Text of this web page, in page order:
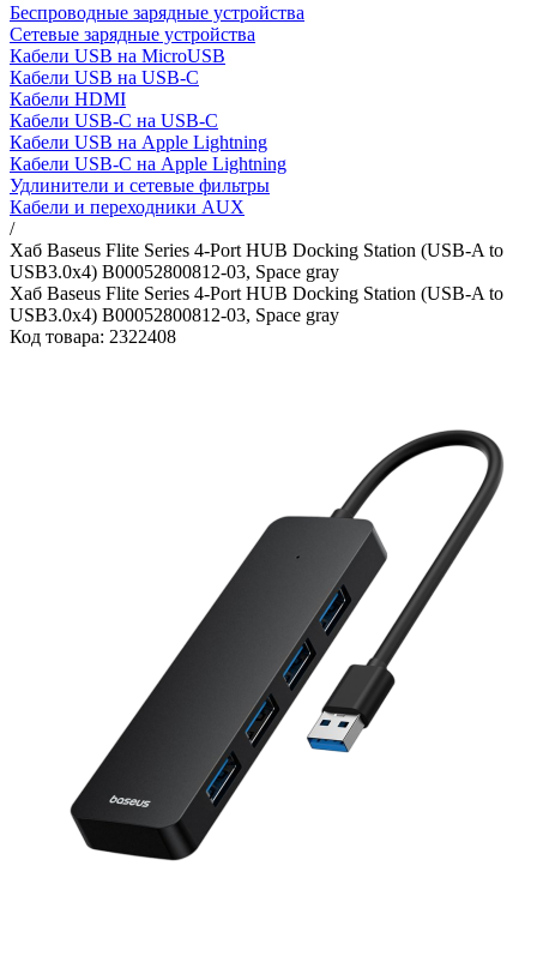
Беспроводные зарядные устройства
Сетевые зарядные устройства
Кабели USB на MicroUSB
Кабели USB на USB-C
Кабели HDMI
Кабели USB-C на USB-C
Кабели USB на Apple Lightning
Кабели USB-C на Apple Lightning
Удлинители и сетевые фильтры
Кабели и переходники AUX
/
Хаб Baseus Flite Series 4-Port HUB Docking Station (USB-A to
USB3.0x4) B00052800812-03, Space gray
Хаб Baseus Flite Series 4-Port HUB Docking Station (USB-A to
USB3.0x4) B00052800812-03, Space gray
Код товара: 2322408